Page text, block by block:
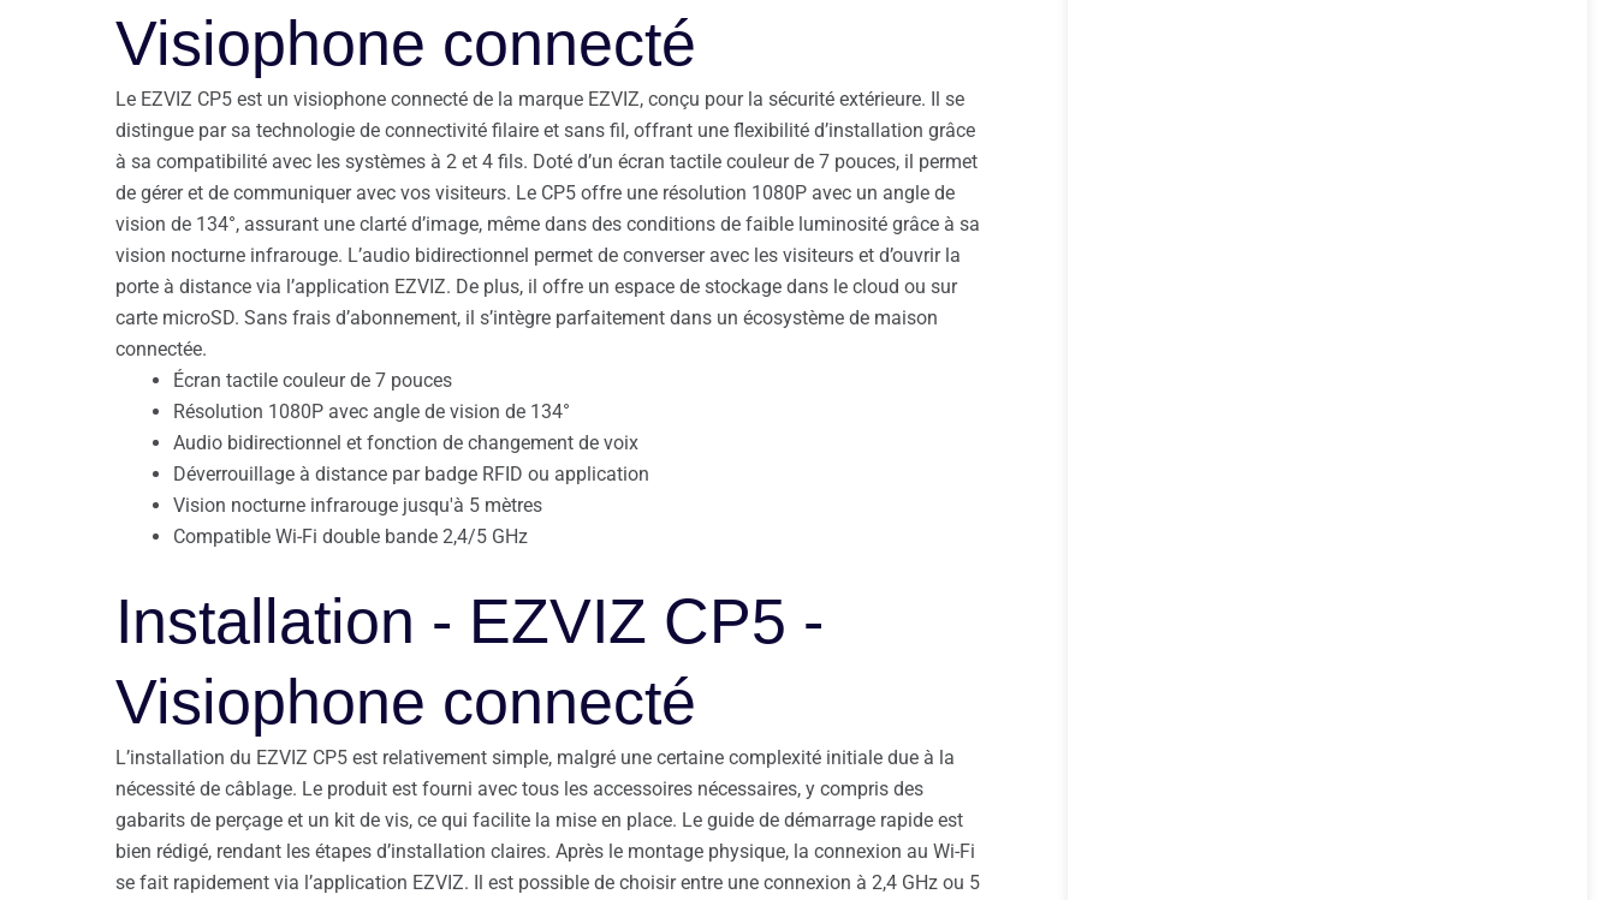
Visiophone connecté
Le EZVIZ CP5 est un visiophone connecté de la marque EZVIZ, conçu pour la sécurité extérieure. Il se
distingue par sa technologie de connectivité filaire et sans fil, offrant une flexibilité d’installation grâce
à sa compatibilité avec les systèmes à 2 et 4 fils. Doté d’un écran tactile couleur de 7 pouces, il permet
de gérer et de communiquer avec vos visiteurs. Le CP5 offre une résolution 1080P avec un angle de
vision de 134°, assurant une clarté d’image, même dans des conditions de faible luminosité grâce à sa
vision nocturne infrarouge. L’audio bidirectionnel permet de converser avec les visiteurs et d’ouvrir la
porte à distance via l’application EZVIZ. De plus, il offre un espace de stockage dans le cloud ou sur
carte microSD. Sans frais d’abonnement, il s’intègre parfaitement dans un écosystème de maison
connectée.
Écran tactile couleur de 7 pouces
Résolution 1080P avec angle de vision de 134°
Audio bidirectionnel et fonction de changement de voix
Déverrouillage à distance par badge RFID ou application
Vision nocturne infrarouge jusqu'à 5 mètres
Compatible Wi-Fi double bande 2,4/5 GHz
Installation - EZVIZ CP5 -
Visiophone connecté
L’installation du EZVIZ CP5 est relativement simple, malgré une certaine complexité initiale due à la
nécessité de câblage. Le produit est fourni avec tous les accessoires nécessaires, y compris des
gabarits de perçage et un kit de vis, ce qui facilite la mise en place. Le guide de démarrage rapide est
bien rédigé, rendant les étapes d’installation claires. Après le montage physique, la connexion au Wi-Fi
se fait rapidement via l’application EZVIZ. Il est possible de choisir entre une connexion à 2,4 GHz ou 5